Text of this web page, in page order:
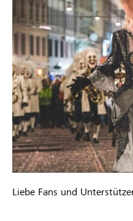
Liebe Fans und